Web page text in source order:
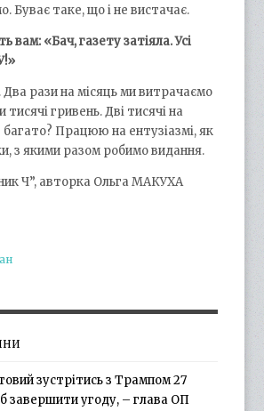
Буває таке, що і не вистачає.
вам: «Бач, газету затіяла. Усі
рази на місяць ми витрачаємо
гривень. Дві тисячі на
багато? Працюю на ентузіазмі, як
з якими разом робимо видання.
Ч”, авторка Ольга МАКУХА
зустрітись з Трампом 27
завершити угоду, – глава ОП